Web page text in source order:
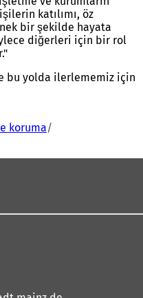
katılımı, öz
bir şekilde hayata
diğerleri için bir rol
bu yolda ilerlememiz için
koruma